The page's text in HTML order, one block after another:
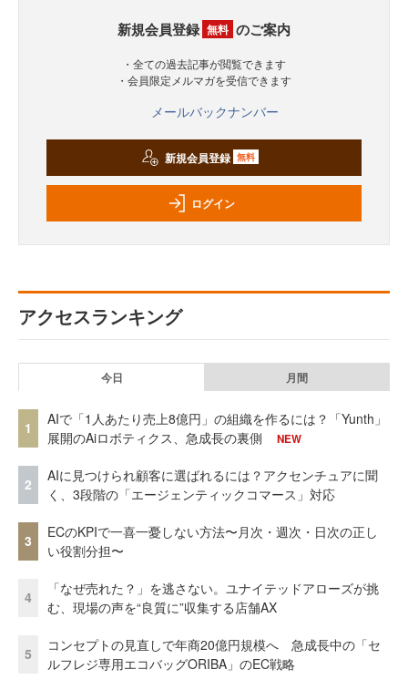
新規会員登録 無料 のご案内
・全ての過去記事が閲覧できます
・会員限定メルマガを受信できます
メールバックナンバー
新規会員登録 無料
ログイン
アクセスランキング
今日 月間
1
AIで「1人あたり売上8億円」の組織を作るには？「Yunth」
展開のAiロボティクス、急成長の裏側
NEW
2
AIに見つけられ顧客に選ばれるには？アクセンチュアに聞
く、3段階の「エージェンティックコマース」対応
3
ECのKPIで一喜一憂しない方法〜月次・週次・日次の正し
い役割分担〜
4
「なぜ売れた？」を逃さない。ユナイテッドアローズが挑
む、現場の声を“良質に”収集する店舗AX
5
コンセプトの見直しで年商20億円規模へ 急成長中の「セ
ルフレジ専用エコバッグORIBA」のEC戦略